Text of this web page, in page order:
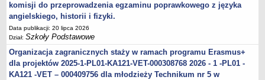
komisji do przeprowadzenia egzaminu poprawkowego z języka
angielskiego, historii i fizyki.
Data publikacji: 20 lipca 2026
Dział:Szkoły Podstawowe
Organizacja zagranicznych staży w ramach programu Erasmus+
dla projektów 2025-1-PL01-KA121-VET-000308768 2026 - 1 -PL01 -
KA121 -VET – 000409756 dla młodzieży Technikum nr 5 w